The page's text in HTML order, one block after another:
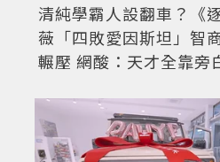
清純學霸人設翻車？《
薇「四敗愛因斯坦」智
輾壓 網酸：天才全靠旁